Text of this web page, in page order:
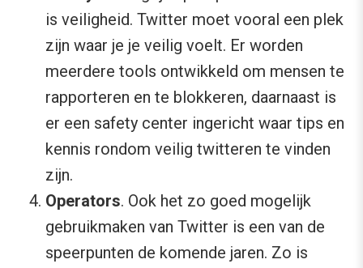
is veiligheid. Twitter moet vooral een plek
zijn waar je je veilig voelt. Er worden
meerdere tools ontwikkeld om mensen te
rapporteren en te blokkeren, daarnaast is
er een safety center ingericht waar tips en
kennis rondom veilig twitteren te vinden
zijn.
Operators. Ook het zo goed mogelijk
gebruikmaken van Twitter is een van de
speerpunten de komende jaren. Zo is